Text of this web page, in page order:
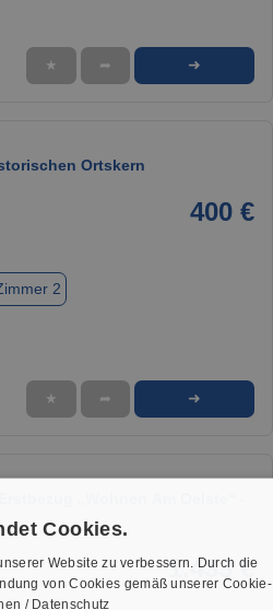
★ ➦ ➜
Ortskern
400 €
2
★ ➦ ➜
1.433 €
Cookies.
Website zu verbessern. Durch die
von Cookies gemäß unserer Cookie-
/ Datenschutz